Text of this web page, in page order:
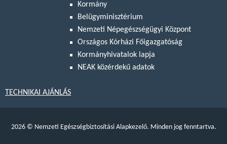
Kormány
Belügyminisztérium
Nemzeti Népegészségügyi Központ
Országos Kórházi Főigazgatóság
Kormányhivatalok lapja
NEAK közérdekű adatok
TECHNIKAI AJÁNLÁS
2026 © Nemzeti Egészségbiztosítási Alapkezelő. Minden jog fenntartva.